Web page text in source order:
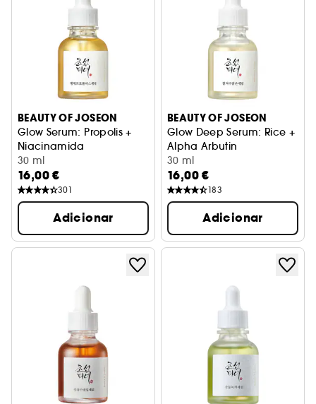
BEAUTY OF JOSEON
Glow Serum: Propolis +
Niacinamida
Acalma e reduz os poros
30 ml
16,00 €
301
Adicionar
BEAUTY OF JOSEON
Glow Deep Serum: Rice +
Alpha Arbutin
Tez radiante e uniforme
30 ml
16,00 €
183
Adicionar